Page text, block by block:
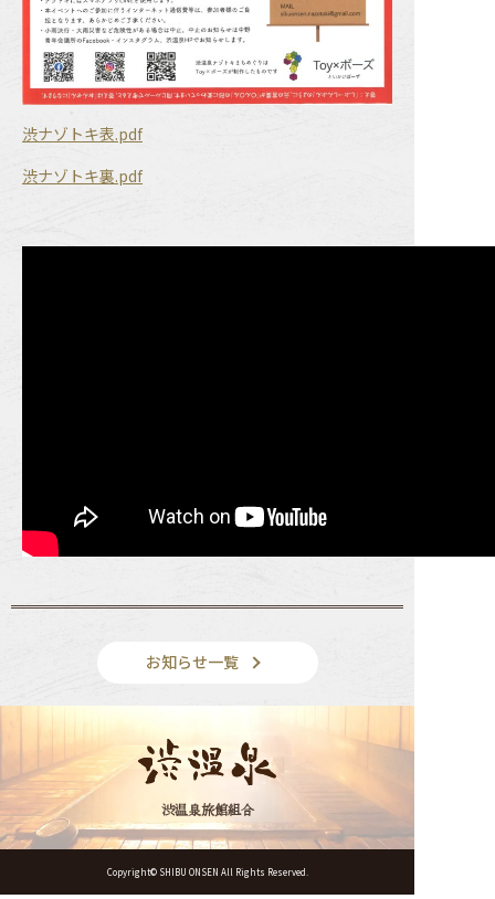
渋ナゾトキ表.pdf
渋ナゾトキ裏.pdf
お知らせ一覧
渋温泉旅館組合
Copyright© SHIBU ONSEN All Rights Reserved.